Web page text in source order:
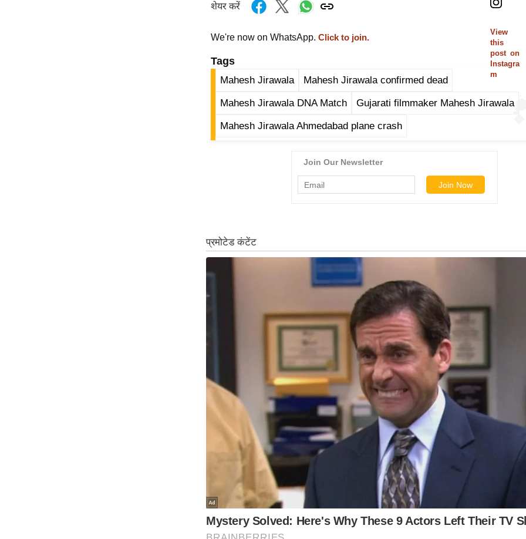
View
this
post on
Instagra
m
शेयर करें
We're now on WhatsApp. Click to join.
Tags
Mahesh Jirawala Mahesh Jirawala confirmed dead
Mahesh Jirawala DNA Match Gujarati filmmaker Mahesh Jirawala
Mahesh Jirawala Ahmedabad plane crash